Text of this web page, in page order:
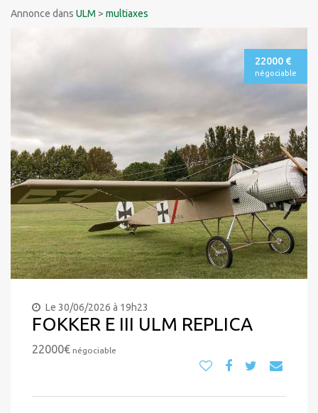
Annonce dans ULM > multiaxes
22000 €
négociable
Le 30/06/2026 à 19h23
FOKKER E III ULM REPLICA
22000€ négociable